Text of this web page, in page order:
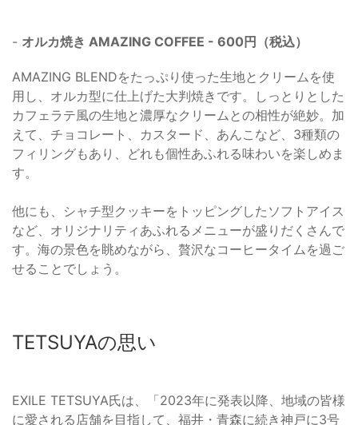
- オルカ焼き AMAZING COFFEE - 600円（税込）
AMAZING BLENDをたっぷり使った生地とクリームを使
用し、オルカ型に仕上げた大判焼きです。しっとりとした
カフェラテ風の生地と濃厚なクリームとの相性が絶妙。加
えて、チョコレート、カスタード、あんこなど、3種類の
フィリングもあり、どれも個性あふれる味わいを楽しめま
す。
他にも、シャチ型クッキーをトッピングしたソフトアイス
など、オリジナリティあふれるメニューが盛りだくさんで
す。海の景色を眺めながら、贅沢なコーヒータイムを過ご
せることでしょう。
TETSUYAの思い
EXILE TETSUYA氏は、「2023年に発表以降、地域の皆様
に愛される店舗を目指して、福井・青森に続き神戸に3号